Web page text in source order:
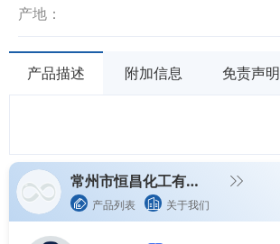
产地：
产品描述 附加信息 免责声明
常州市恒昌化工有限公司
产品列表 关于我们